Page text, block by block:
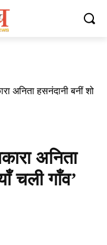
अनिता हसनंदानी बनीं शो
अनिता
चली गाँव’